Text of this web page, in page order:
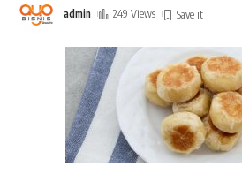
admin 249 Views